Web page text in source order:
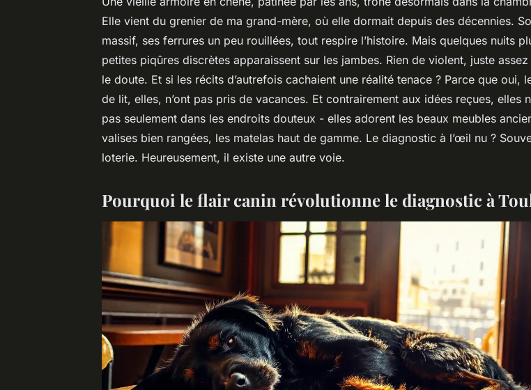
Elle vient du grenier de ma grand-mère, où elle dormait depuis des décennies.
massif, ses ferrures un peu rouillées, tout respire l’histoire. Mais quelques nuits
petites piqûres discrètes apparaissent sur les jambes. Rien de violent, juste
le doute. Et si les récits d’autrefois cachaient une réalité tenace ? Parce que oui,
de lit, elles, n’ont pas pris de vacances. Et contrairement aux idées reçues, elles
pas seulement dans les endroits douteux - elles adorent les beaux meubles
valises bien rangées, les matelas haut de gamme. Le diagnostic à l’œil nu ?
loterie. Heureusement, il existe une autre voie.
Pourquoi le flair canin révolutionne le diagnostic à